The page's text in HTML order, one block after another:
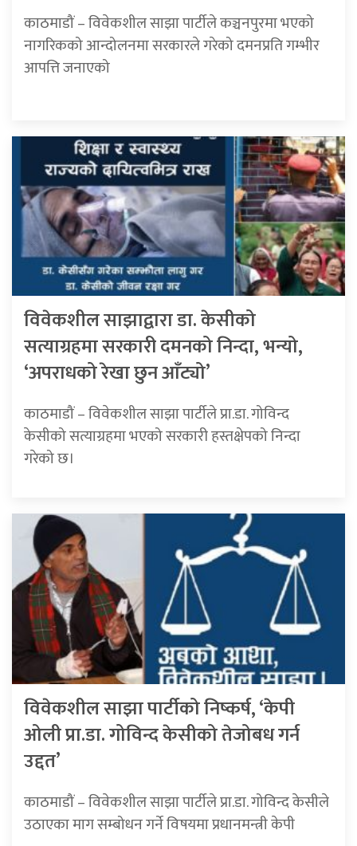
काठमाडौं – विवेकशील साझा पार्टीले कञ्चनपुरमा भएको
नागरिकको आन्दोलनमा सरकारले गरेको दमनप्रति गम्भीर
आपत्ति जनाएको
विवेकशील साझाद्वारा डा. केसीको
सत्याग्रहमा सरकारी दमनको निन्दा, भन्यो,
‘अपराधको रेखा छुन आँट्यो’
काठमाडौं – विवेकशील साझा पार्टीले प्रा.डा. गोविन्द
केसीको सत्याग्रहमा भएको सरकारी हस्तक्षेपको निन्दा
गरेको छ।
विवेकशील साझा पार्टीको निष्कर्ष, ‘केपी
ओली प्रा.डा. गोविन्द केसीको तेजोबध गर्न
उद्दत’
काठमाडौं – विवेकशील साझा पार्टीले प्रा.डा. गोविन्द केसीले
उठाएका माग सम्बोधन गर्ने विषयमा प्रधानमन्त्री केपी